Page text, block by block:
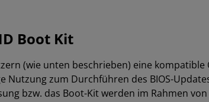
Boot Kit
(wie unten beschrieben) eine kompatible
zum Durchführen des BIOS-
bzw. das Boot-Kit werden im Rahmen von